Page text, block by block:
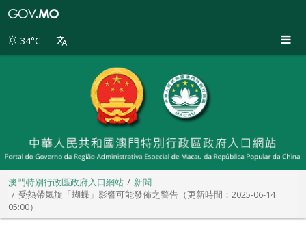
別
34°C
澳門特別行政區政府入口網站
新聞
受熱帶氣旋「蝴蝶」影響可能發佈之警告（更新時間：2025-06-14
05:00）